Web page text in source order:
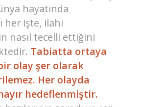
hayatında
her işte, ilahi
nasıl tecelli ettiğini
Tabiatta ortaya
olay şer olarak
Her olayda
hedeflenmiştir.